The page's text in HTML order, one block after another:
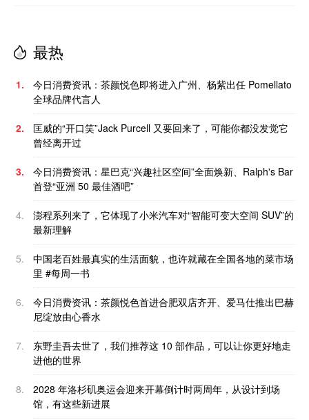
最热
1.
今日消费资讯：茶颜悦色即将进入广州、杨紫出任 Pomellato
全球品牌代言人
2.
匡威的“开口笑”Jack Purcell 又要回来了，可能你都没发觉它
曾经离开过
3.
今日消费资讯：星巴克“兴趣社区空间”全面焕新、Ralph's Bar
首登“亚洲 50 最佳酒吧”
4.
澎程系列来了，它体现了小米汽车对“智能可变大空间 SUV”的
最新理解
5.
中国老百姓最真实的生活面貌，也许就藏在全国各地的菜市场
里 #每周一书
6.
今日消费资讯：茶颜悦色首进合肥双店齐开、爱马仕推出巴赫
尼绽放由心香水
7.
东野圭吾去世了，我们推荐这 10 部作品，可以让你更好地走
进他的世界
8.
2028 年洛杉矶奥运会迎来开幕倒计时两周年，从设计到场
馆，有这些新进展